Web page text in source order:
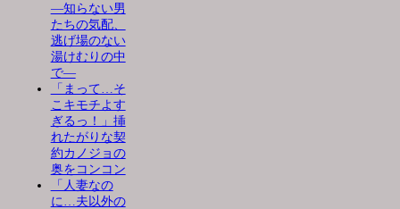
―知らない男
たちの気配、
逃げ場のない
湯けむりの中
で―
「まって…そ
こキモチよす
ぎるっ！」挿
れたがりな契
約カノジョの
奥をコンコン
「人妻なの
に…夫以外の